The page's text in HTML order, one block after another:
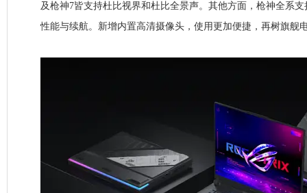
及枪神7皆支持杜比视界和杜比全景声。其他方面，枪神全系
性能与续航。新增内置高清摄像头，使用更加便捷，再树旗舰